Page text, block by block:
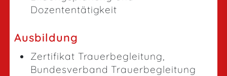
Dozententätigkeit
Ausbildung
Zertifikat Trauerbegleitung,
Bundesverband Trauerbegleitung